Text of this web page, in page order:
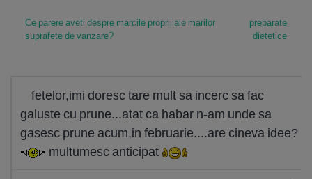
Ce parere aveti despre marcile proprii ale marilor
suprafete de vanzare?
preparate
dietetice
fetelor,imi doresc tare mult sa incerc sa fac
galuste cu prune...atat ca habar n-am unde sa
gasesc prune acum,in februarie....are cineva idee?
multumesc anticipat